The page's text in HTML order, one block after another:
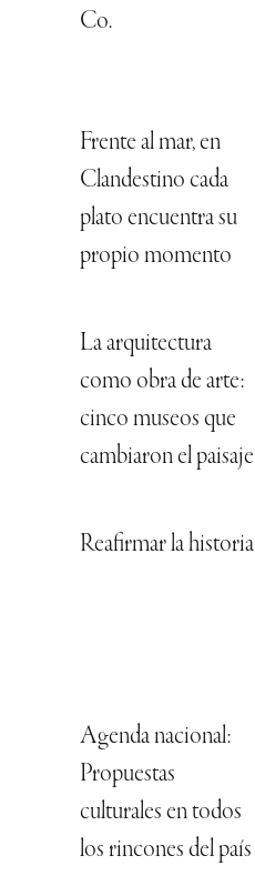
Co.
Frente al mar, en
Clandestino cada
plato encuentra su
propio momento
La arquitectura
como obra de arte:
cinco museos que
cambiaron el paisaje
Reafirmar la historia
Agenda nacional:
Propuestas
culturales en todos
los rincones del país